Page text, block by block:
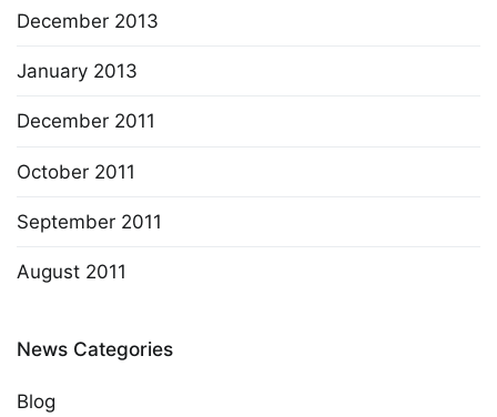
December 2013
January 2013
December 2011
October 2011
September 2011
August 2011
News Categories
Blog